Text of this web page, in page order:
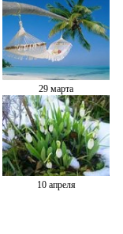
29 марта
10 апреля